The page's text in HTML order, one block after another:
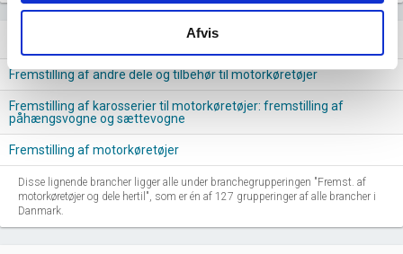
Afvis
Fremstilling af andre dele og tilbehør til motorkøretøjer
Fremstilling af karosserier til motorkøretøjer: fremstilling af
påhængsvogne og sættevogne
Fremstilling af motorkøretøjer
Disse lignende brancher ligger alle under branchegrupperingen "Fremst. af
motorkøretøjer og dele hertil", som er én af 127 grupperinger af alle brancher i
Danmark.